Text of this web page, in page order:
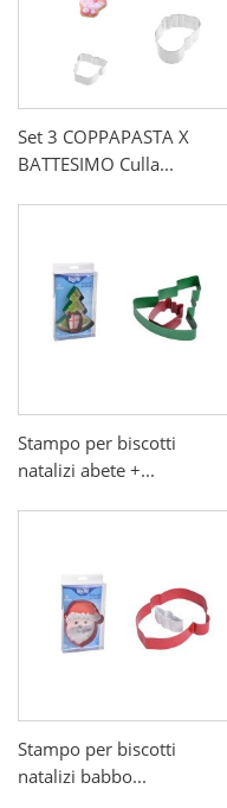
Set 3 COPPAPASTA X
BATTESIMO Culla...
Stampo per biscotti
natalizi abete +...
Stampo per biscotti
natalizi babbo...